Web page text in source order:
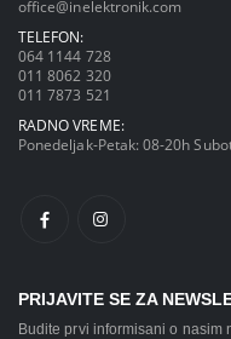
office@inelektronik.com
TELEFON:
064 1144 728
011 8062 320
011 7873 521
RADNO VREME:
Ponedeljak-Petak: 08-20h
PRIJAVITE SE ZA
Budite prvi informisani o nasim